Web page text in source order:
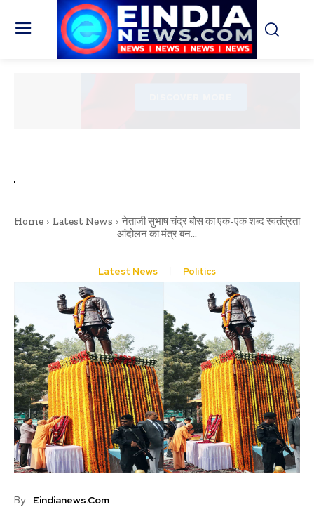
Home Latest News
नेताजी सुभाष चंद्र बोस का एक-एक शब्द स्वतंत्रता
आंदोलन का मंत्र बन...
Latest News Politics
By: Eindianews.com